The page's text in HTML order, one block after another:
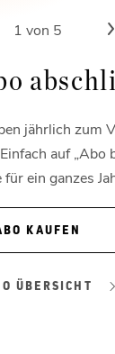
1 von 5
jährlich zum
auf „Abo
ein ganzes
KAUFEN
ÜBERSICHT